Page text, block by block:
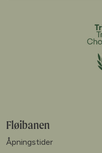
Fløibanen
Åpningstider